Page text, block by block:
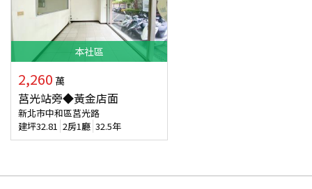
本社區
2,260 萬
莒光站旁◆黃金店面
新北市中和區莒光路
建坪32.81 2房1廳 32.5年